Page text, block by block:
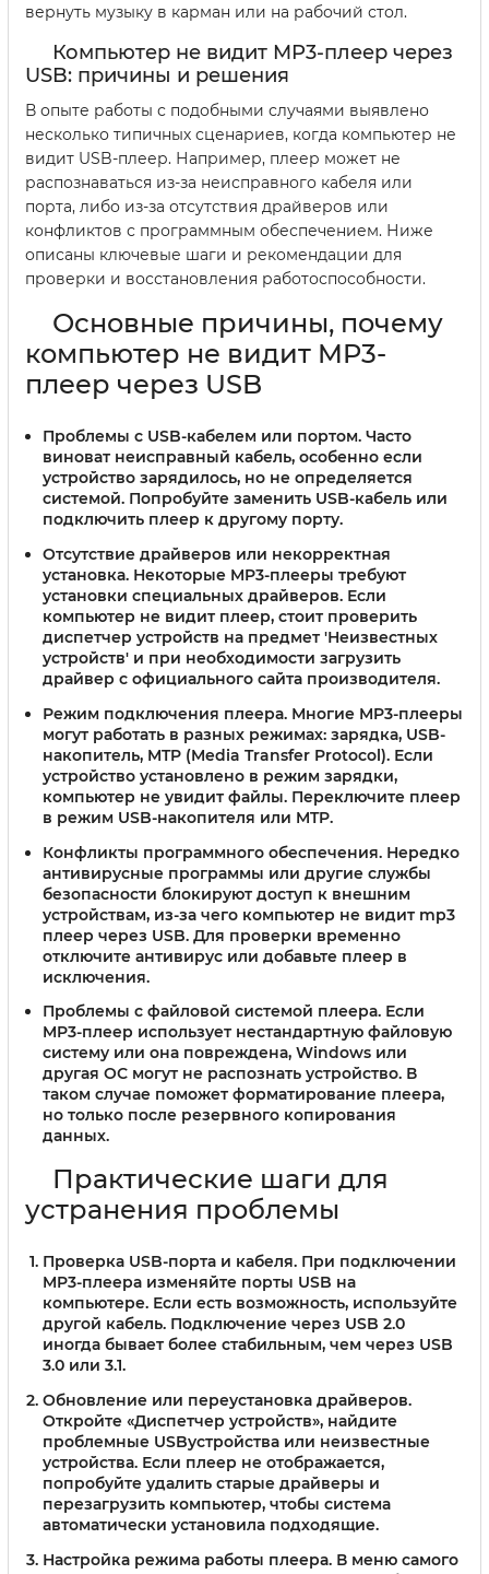
вернуть музыку в карман или на рабочий стол.
Компьютер не видит MP3-плеер через
USB: причины и решения
В опыте работы с подобными случаями выявлено
несколько типичных сценариев, когда компьютер не
видит USB-плеер. Например, плеер может не
распознаваться из-за неисправного кабеля или
порта, либо из-за отсутствия драйверов или
конфликтов с программным обеспечением. Ниже
описаны ключевые шаги и рекомендации для
проверки и восстановления работоспособности.
Основные причины, почему
компьютер не видит MP3-
плеер через USB
Проблемы с USB-кабелем или портом. Часто
виноват неисправный кабель, особенно если
устройство зарядилось, но не определяется
системой. Попробуйте заменить USB-кабель или
подключить плеер к другому порту.
Отсутствие драйверов или некорректная
установка. Некоторые MP3-плееры требуют
установки специальных драйверов. Если
компьютер не видит плеер, стоит проверить
диспетчер устройств на предмет 'Неизвестных
устройств' и при необходимости загрузить
драйвер с официального сайта производителя.
Режим подключения плеера. Многие MP3-плееры
могут работать в разных режимах: зарядка, USB-
накопитель, MTP (Media Transfer Protocol). Если
устройство установлено в режим зарядки,
компьютер не увидит файлы. Переключите плеер
в режим USB-накопителя или MTP.
Конфликты программного обеспечения. Нередко
антивирусные программы или другие службы
безопасности блокируют доступ к внешним
устройствам, из-за чего компьютер не видит mp3
плеер через USB. Для проверки временно
отключите антивирус или добавьте плеер в
исключения.
Проблемы с файловой системой плеера. Если
MP3-плеер использует нестандартную файловую
систему или она повреждена, Windows или
другая ОС могут не распознать устройство. В
таком случае поможет форматирование плеера,
но только после резервного копирования
данных.
Практические шаги для
устранения проблемы
Проверка USB-порта и кабеля. При подключении
MP3-плеера изменяйте порты USB на
компьютере. Если есть возможность, используйте
другой кабель. Подключение через USB 2.0
иногда бывает более стабильным, чем через USB
3.0 или 3.1.
Обновление или переустановка драйверов.
Откройте «Диспетчер устройств», найдите
проблемные USBустройства или неизвестные
устройства. Если плеер не отображается,
попробуйте удалить старые драйверы и
перезагрузить компьютер, чтобы система
автоматически установила подходящие.
Настройка режима работы плеера. В меню самого